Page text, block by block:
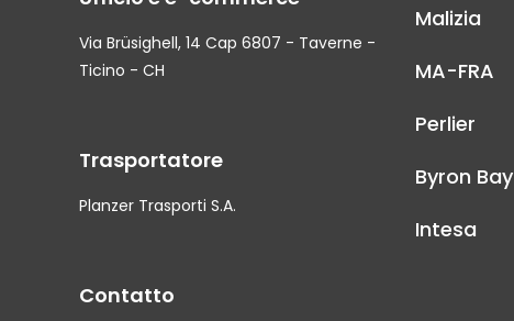
Via Brüsighell, 14 Cap 6807 - Taverne -
Ticino - CH
Trasportatore
Planzer Trasporti S.A.
Contatto
Malizia
MA-FRA
Perlier
Byron Bay
Intesa